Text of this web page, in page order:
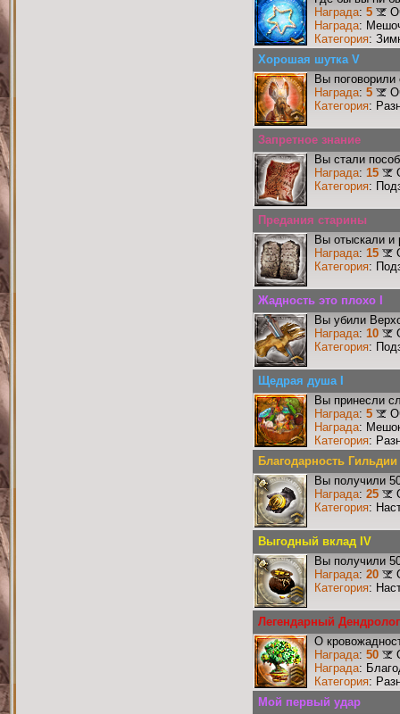
Награда: 5
Награда:
Категория:
Хорошая шутка V
Вы
Награда: 5
Категория:
Запретное знание
Вы стали
Награда: 15
Категория:
Предания старины
Вы отыскали
Награда: 15
Категория:
Жадность это плохо I
Вы убили
Награда: 10
Категория:
Щедрая душа I
Вы принесли
Награда: 5
Награда:
Категория:
Благодарность Гильдии
Вы получили
Награда: 25
Категория:
Выгодный вклад IV
Вы получили
Награда: 20
Категория:
Легендарный Дендролог
О
Награда: 50
Награда:
Категория:
Мой первый удар